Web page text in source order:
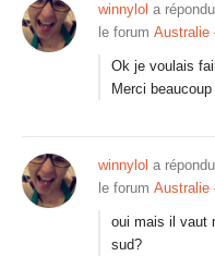
winnylol a
le forum Australie
Ok je voulais
Merci
winnylol a
le forum Australie
oui mais il vaut
sud?